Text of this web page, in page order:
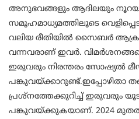
അനുഭവങ്ങളും ആദിലയും
സമൂഹമാധ്യമത്തിലൂടെ
വലിയ രീതിയിൽ സൈബർ
വന്നവരാണ് ഇവർ.
ഇരുവരും നിരന്തരം സോഷ്യൽ
പങ്കുവയ്ക്കാറുണ്ട്.ഇപ്പോഴിതാ
പ്രശ്നത്തേക്കുറിച്ച് ഇരുവരും
പങ്കുവയ്ക്കുകയാണ്. 2024 മുതൽ